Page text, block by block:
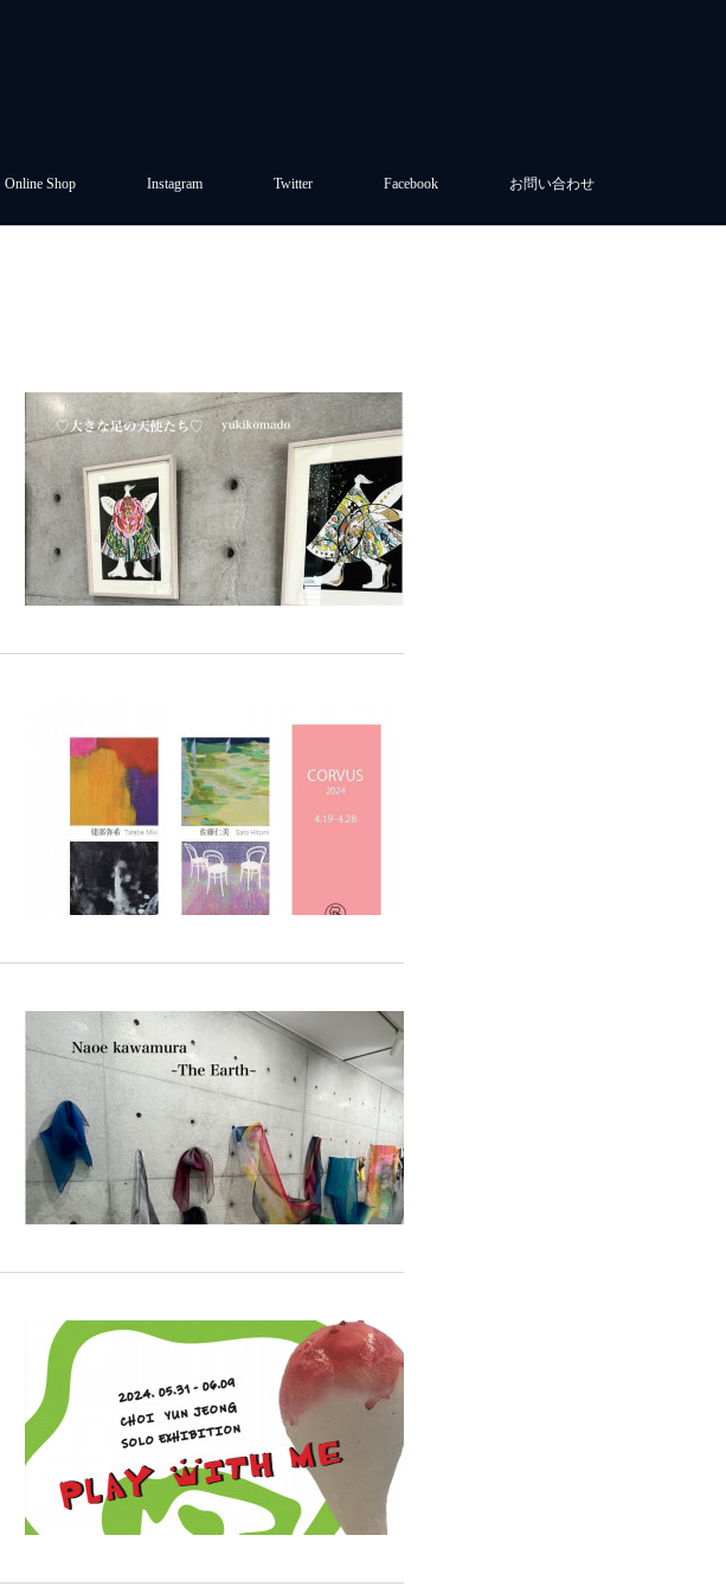
Online Shop Instagram Twitter Facebook お問い合わせ